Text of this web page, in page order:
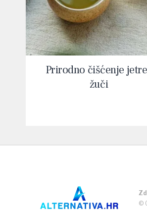
Prirodno čišćenje
žuči
©